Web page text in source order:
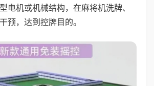
电机或机械结构，在麻将机洗牌、
预，达到控牌目的。